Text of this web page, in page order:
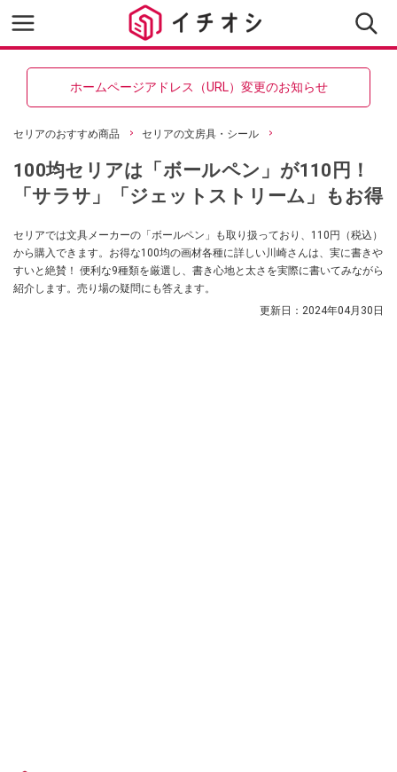
ホームページアドレス（URL）変更のお知らせ
セリアのおすすめ商品 セリアの文房具・シール
100均セリアは「ボールペン」が110円！
「サラサ」「ジェットストリーム」もお得
セリアでは文具メーカーの「ボールペン」も取り扱っており、110円（税込）
から購入できます。お得な100均の画材各種に詳しい川崎さんは、実に書きや
すいと絶賛！ 便利な9種類を厳選し、書き心地と太さを実際に書いてみながら
紹介します。売り場の疑問にも答えます。
更新日： 2024年04月30日